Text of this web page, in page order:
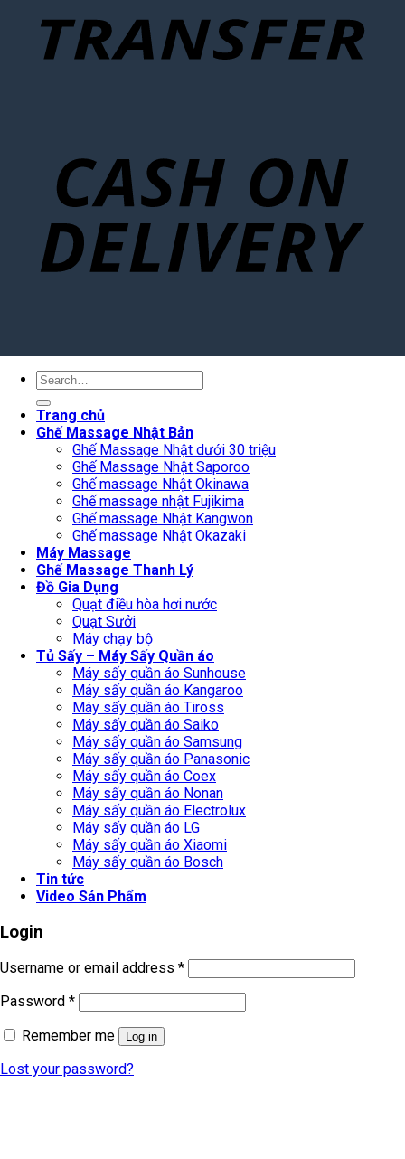
Search
Trang chủ
Ghế Massage Nhật Bản
Ghế Massage Nhật dưới 30 triệu
Ghế Massage Nhật Saporoo
Ghế massage Nhật Okinawa
Ghế massage nhật Fujikima
Ghế massage Nhật Kangwon
Ghế massage Nhật Okazaki
Máy Massage
Ghế Massage Thanh Lý
Đồ Gia Dụng
Quạt điều hòa hơi nước
Quạt Sưởi
Máy chạy bộ
Tủ Sấy – Máy Sấy Quần áo
Máy sấy quần áo Sunhouse
Máy sấy quần áo Kangaroo
Máy sấy quần áo Tiross
Máy sấy quần áo Saiko
Máy sấy quần áo Samsung
Máy sấy quần áo Panasonic
Máy sấy quần áo Coex
Máy sấy quần áo Nonan
Máy sấy quần áo Electrolux
Máy sấy quần áo LG
Máy sấy quần áo Xiaomi
Máy sấy quần áo Bosch
Tin tức
Video Sản Phẩm
Login
Username or email address *
Password *
Remember me
Log in
Lost your password?